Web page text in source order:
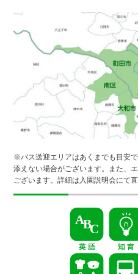
※バス送迎エリアはあくまでも目安
添えない場合がございます。また、
ございます。詳細は入園説明会にて直